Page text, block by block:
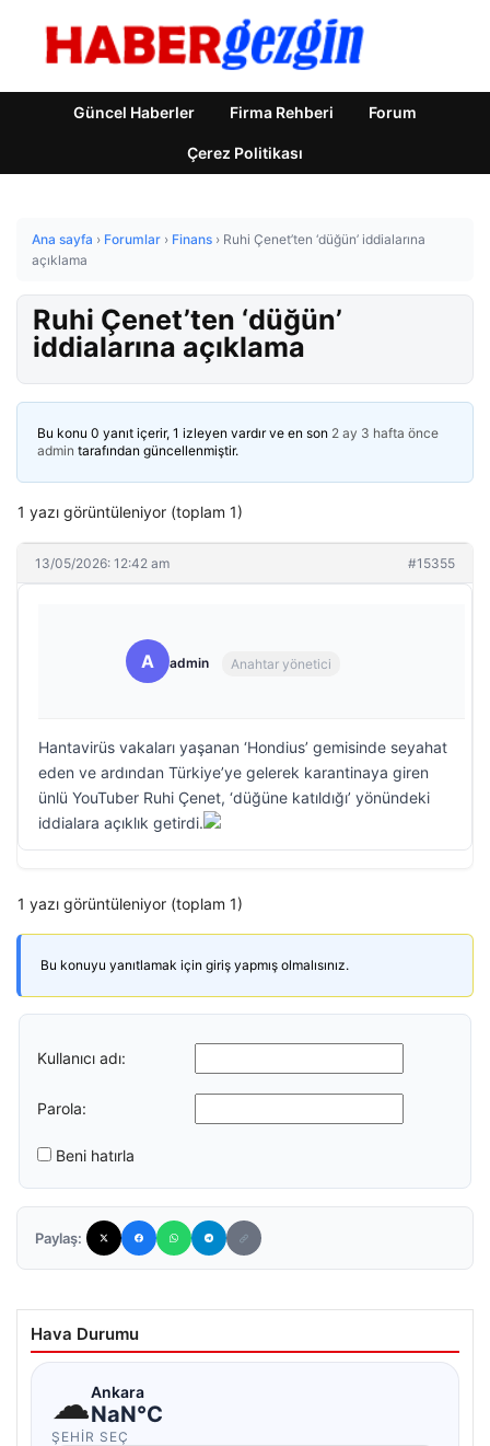
Güncel Haberler Firma Rehberi Forum
Çerez Politikası
Ana sayfa › Forumlar › Finans › Ruhi Çenet’ten ‘düğün’ iddialarına
açıklama
Ruhi Çenet’ten ‘düğün’
iddialarına açıklama
Bu konu 0 yanıt içerir, 1 izleyen vardır ve en son 2 ay 3 hafta önce
admin tarafından güncellenmiştir.
1 yazı görüntüleniyor (toplam 1)
13/05/2026: 12:42 am #15355
A admin Anahtar yönetici
Hantavirüs vakaları yaşanan ‘Hondius’ gemisinde seyahat
eden ve ardından Türkiye’ye gelerek karantinaya giren
ünlü YouTuber Ruhi Çenet, ‘düğüne katıldığı’ yönündeki
iddialara açıklık getirdi.
1 yazı görüntüleniyor (toplam 1)
Bu konuyu yanıtlamak için giriş yapmış olmalısınız.
Kullanıcı adı:
Parola:
Beni hatırla
Paylaş:
Hava Durumu
☁Ankara
NaN°C
ŞEHIR SEÇ